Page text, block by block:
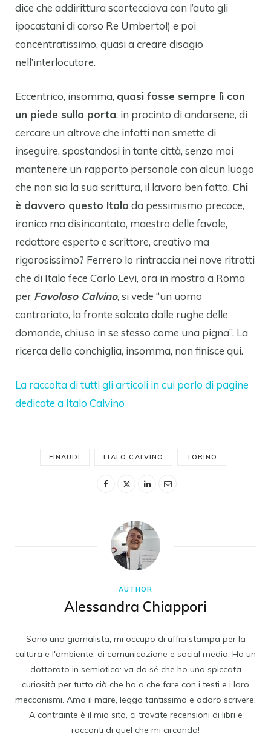
dice che addirittura scortecciava con l’auto gli
ipocastani di corso Re Umberto!) e poi
concentratissimo, quasi a creare disagio
nell’interlocutore.
Eccentrico, insomma, quasi fosse sempre lì con
un piede sulla porta, in procinto di andarsene, di
cercare un altrove che infatti non smette di
inseguire, spostandosi in tante città, senza mai
mantenere un rapporto personale con alcun luogo
che non sia la sua scrittura, il lavoro ben fatto. Chi
è davvero questo Italo da pessimismo precoce,
ironico ma disincantato, maestro delle favole,
redattore esperto e scrittore, creativo ma
rigorosissimo? Ferrero lo rintraccia nei nove ritratti
che di Italo fece Carlo Levi, ora in mostra a Roma
per Favoloso Calvino, si vede “un uomo
contrariato, la fronte solcata dalle rughe delle
domande, chiuso in se stesso come una pigna”. La
ricerca della conchiglia, insomma, non finisce qui.
La raccolta di tutti gli articoli in cui parlo di pagine
dedicate a Italo Calvino
EINAUDI ITALO CALVINO TORINO
AUTHOR
Alessandra Chiappori
Sono una giornalista, mi occupo di uffici stampa per la
cultura e l'ambiente, di comunicazione e social media. Ho un
dottorato in semiotica: va da sé che ho una spiccata
curiosità per tutto ciò che ha a che fare con i testi e i loro
meccanismi. Amo il mare, leggo tantissimo e adoro scrivere:
A contrainte è il mio sito, ci trovate recensioni di libri e
racconti di quel che mi circonda!